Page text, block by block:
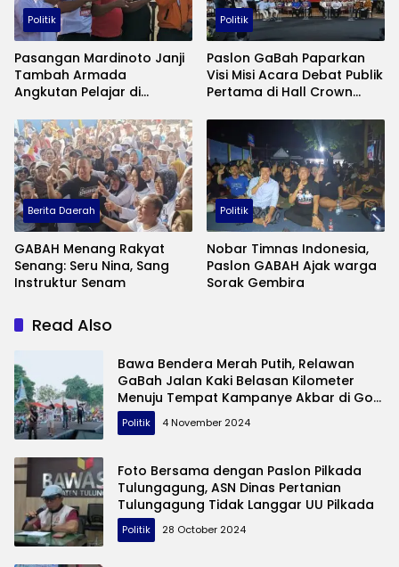
Politik
Pasangan Mardinoto Janji
Tambah Armada
Angkutan Pelajar di
Politik
Paslon GaBah Paparkan
Visi Misi Acara Debat Publik
Pertama di Hall Crown
Berita Daerah
GABAH Menang Rakyat
Senang: Seru Nina, Sang
Instruktur Senam
Politik
Nobar Timnas Indonesia,
Paslon GABAH Ajak warga
Sorak Gembira
Read Also
Bawa Bendera Merah Putih, Relawan
GaBah Jalan Kaki Belasan Kilometer
Menuju Tempat Kampanye Akbar di Gor
Lembupeteng Tulungagung
Politik 4 November 2024
Foto Bersama dengan Paslon Pilkada
Tulungagung, ASN Dinas Pertanian
Tulungagung Tidak Langgar UU Pilkada
Politik 28 October 2024